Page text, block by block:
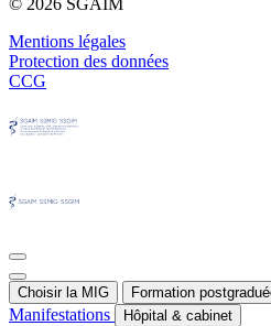
© 2026 SGAIM
Mentions légales
Protection des données
CCG
Choisir la MIG Formation
Manifestations Hôpital & cabinet